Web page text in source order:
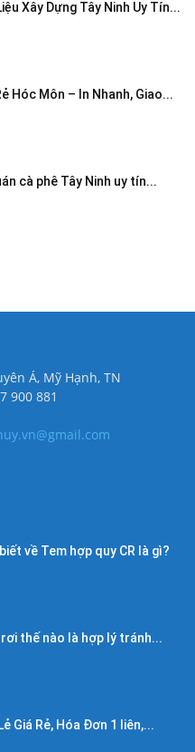
Xây Dựng Tây Ninh Uy Tín...
Hóc Môn – In Nhanh, Giao...
cà phê Tây Ninh uy tín...
Á, Mỹ Hạnh, TN
900 881
về Tem hợp quy CR là gì?
thế nào là hợp lý tránh...
Giá Rẻ, Hóa Đơn 1 liên,...